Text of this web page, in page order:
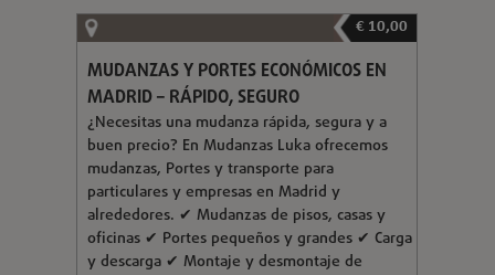
€ 10,00
MUDANZAS Y PORTES ECONÓMICOS EN
MADRID – RÁPIDO, SEGURO
¿Necesitas una mudanza rápida, segura y a
buen precio? En Mudanzas Luka ofrecemos
mudanzas, Portes y transporte para
particulares y empresas en Madrid y
alrededores. ✔ Mudanzas de pisos, casas y
oficinas ✔ Portes pequeños y grandes ✔ Carga
y descarga ✔ Montaje y desmontaje de